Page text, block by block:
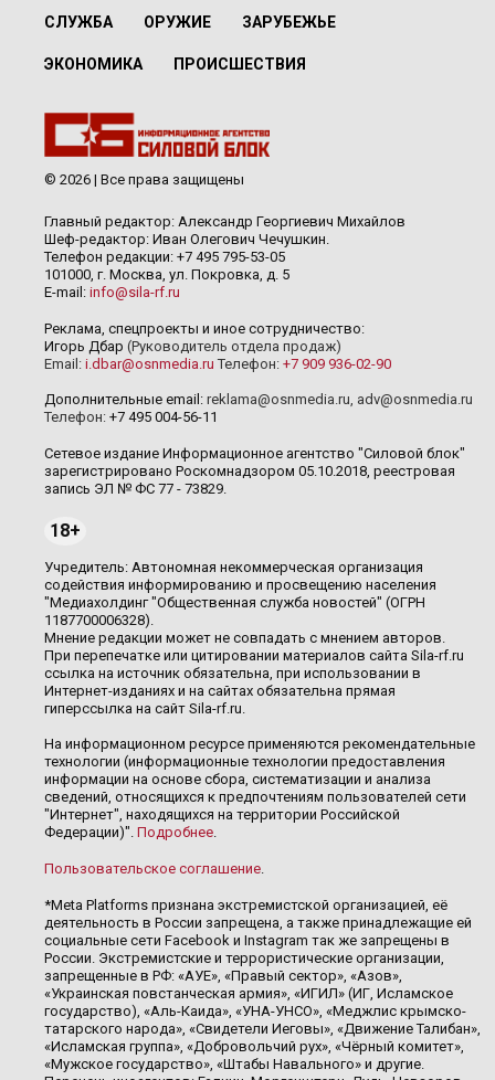
СЛУЖБА ОРУЖИЕ ЗАРУБЕЖЬЕ
ЭКОНОМИКА ПРОИСШЕСТВИЯ
© 2026 | Все права защищены
Главный редактор: Александр Георгиевич Михайлов
Шеф-редактор: Иван Олегович Чечушкин.
Телефон редакции: +7 495 795-53-05
101000, г. Москва, ул. Покровка, д. 5
E-mail: info@sila-rf.ru
Реклама, спецпроекты и иное сотрудничество:
Игорь Дбар (Руководитель отдела продаж)
Email: i.dbar@osnmedia.ru Телефон: +7 909 936-02-90
Дополнительные email: reklama@osnmedia.ru, adv@osnmedia.ru
Телефон: +7 495 004-56-11
Сетевое издание Информационное агентство "Силовой блок"
зарегистрировано Роскомнадзором 05.10.2018, реестровая
запись ЭЛ № ФС 77 - 73829.
18+
Учредитель: Автономная некоммерческая организация
содействия информированию и просвещению населения
"Медиахолдинг "Общественная служба новостей" (ОГРН
1187700006328).
Мнение редакции может не совпадать с мнением авторов.
При перепечатке или цитировании материалов сайта Sila-rf.ru
ссылка на источник обязательна, при использовании в
Интернет-изданиях и на сайтах обязательна прямая
гиперссылка на сайт Sila-rf.ru.
На информационном ресурсе применяются рекомендательные
технологии (информационные технологии предоставления
информации на основе сбора, систематизации и анализа
сведений, относящихся к предпочтениям пользователей сети
"Интернет", находящихся на территории Российской
Федерации)". Подробнее.
Пользовательское соглашение.
*Meta Platforms признана экстремистской организацией, её
деятельность в России запрещена, а также принадлежащие ей
социальные сети Facebook и Instagram так же запрещены в
России. Экстремистские и террористические организации,
запрещенные в РФ: «АУЕ», «Правый сектор», «Азов»,
«Украинская повстанческая армия», «ИГИЛ» (ИГ, Исламское
государство), «Аль-Каида», «УНА-УНСО», «Меджлис крымско-
татарского народа», «Свидетели Иеговы», «Движение Талибан»,
«Исламская группа», «Добровольчий рух», «Чёрный комитет»,
«Мужское государство», «Штабы Навального» и другие.